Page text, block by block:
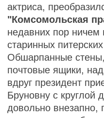
актриса,
"Комсомольская
недавних пор ничем
старинных
Обшарпанные
почтовые ящики,
вдруг президент
Бруновну с круглой
довольно внезапно,